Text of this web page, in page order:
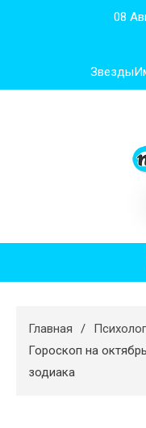
08
Звезды
Худеем
Психология
Главная
Гороскоп на
зодиака